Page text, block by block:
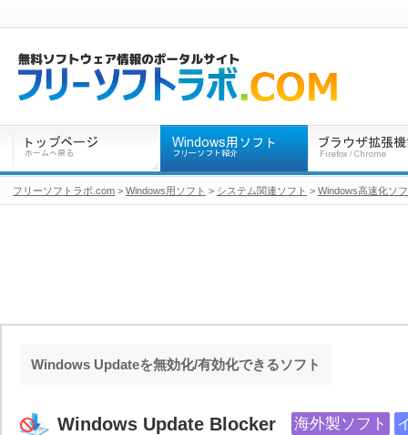
Windows Updateを無効化/有効化できるソフト
Windows Update Blocker 海外製ソフト
フリーソフトラボ.com > Windows用ソフト > システム関連ソフト > Windows高速化ソ